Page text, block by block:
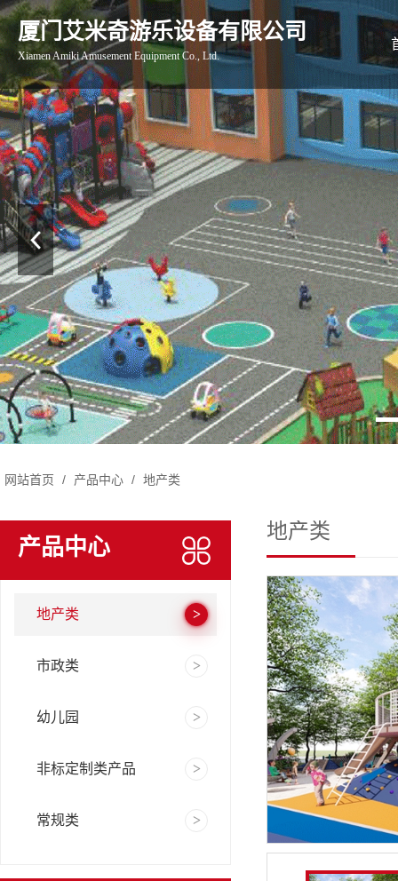
厦门艾米奇游乐设备有限公司
Xiamen Amiki Amusement Equipment Co., Ltd.
网站首页 / 产品中心 / 地产类
产品中心
地产类
市政类
幼儿园
非标定制类产品
常规类
地产类